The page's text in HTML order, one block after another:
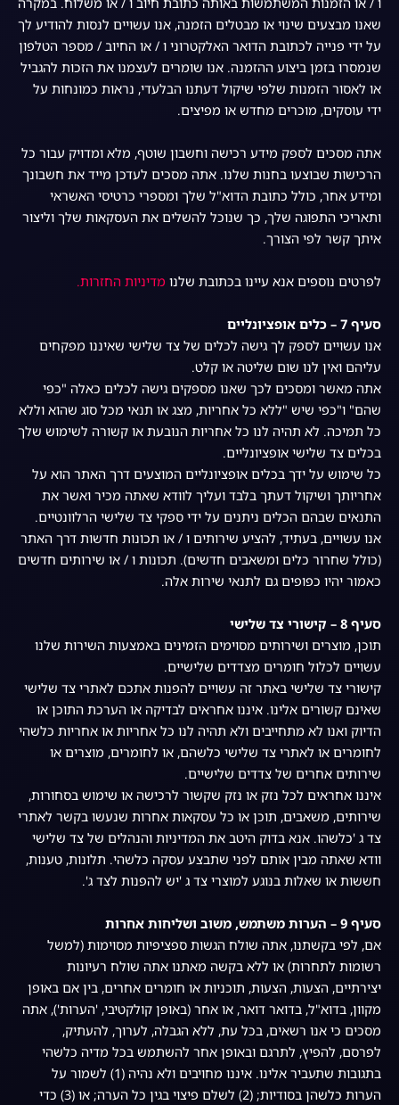
שאנו מבצעים שינוי או מבטלים הזמנה, אנו עשויים לנסות להודיע לך
על ידי פנייה לכתובת הדואר האלקטרוני ו / או החיוב / מספר הטלפון
שנמסרו בזמן ביצוע ההזמנה. אנו שומרים לעצמנו את הזכות להגביל
או לאסור הזמנות שלפי שיקול דעתנו הבלעדי, נראות כמונחות על
ידי עוסקים, מוכרים מחדש או מפיצים.
אתה מסכים לספק מידע רכישה וחשבון שוטף, מלא ומדויק עבור כל
הרכישות שבוצעו בחנות שלנו. אתה מסכים לעדכן מייד את חשבונך
ומידע אחר, כולל כתובת הדוא"ל שלך ומספרי כרטיסי האשראי
ותאריכי התפוגה שלך, כך שנוכל להשלים את העסקאות שלך וליצור
איתך קשר לפי הצורך.
לפרטים נוספים אנא עיינו בכתובת שלנו מדיניות החזרות.
סעיף 7 – כלים אופציונליים
אנו עשויים לספק לך גישה לכלים של צד שלישי שאיננו מפקחים
עליהם ואין לנו שום שליטה או קלט.
אתה מאשר ומסכים לכך שאנו מספקים גישה לכלים כאלה "כפי
שהם" ו"כפי שיש "ללא כל אחריות, מצג או תנאי מכל סוג שהוא וללא
כל תמיכה. לא תהיה לנו כל אחריות הנובעת או קשורה לשימוש שלך
בכלים צד שלישי אופציונליים.
כל שימוש על ידך בכלים אופציונליים המוצעים דרך האתר הוא על
אחריותך ושיקול דעתך בלבד ועליך לוודא שאתה מכיר ואשר את
התנאים שבהם הכלים ניתנים על ידי ספקי צד שלישי הרלוונטיים.
אנו עשויים, בעתיד, להציע שירותים ו / או תכונות חדשות דרך האתר
(כולל שחרור כלים ומשאבים חדשים). תכונות ו / או שירותים חדשים
כאמור יהיו כפופים גם לתנאי שירות אלה.
סעיף 8 – קישורי צד שלישי
תוכן, מוצרים ושירותים מסוימים הזמינים באמצעות השירות שלנו
עשויים לכלול חומרים מצדדים שלישיים.
קישורי צד שלישי באתר זה עשויים להפנות אתכם לאתרי צד שלישי
שאינם קשורים אלינו. איננו אחראים לבדיקה או הערכת התוכן או
הדיוק ואנו לא מתחייבים ולא תהיה לנו כל אחריות או אחריות כלשהי
לחומרים או לאתרי צד שלישי כלשהם, או לחומרים, מוצרים או
שירותים אחרים של צדדים שלישיים.
איננו אחראים לכל נזק או נזק שקשור לרכישה או שימוש בסחורות,
שירותים, משאבים, תוכן או כל עסקאות אחרות שנעשו בקשר לאתרי
צד ג 'כלשהו. אנא בדוק היטב את המדיניות והנהלים של צד שלישי
וודא שאתה מבין אותם לפני שתבצע עסקה כלשהי. תלונות, טענות,
חששות או שאלות בנוגע למוצרי צד ג 'יש להפנות לצד ג'.
סעיף 9 – הערות משתמש, משוב ושליחות אחרות
אם, לפי בקשתנו, אתה שולח הגשות ספציפיות מסוימות (למשל
רשומות לתחרות) או ללא בקשה מאתנו אתה שולח רעיונות
יצירתיים, הצעות, הצעות, תוכניות או חומרים אחרים, בין אם באופן
מקוון, בדוא"ל, בדואר דואר, או אחר (באופן קולקטיבי, 'הערות'), אתה
מסכים כי אנו רשאים, בכל עת, ללא הגבלה, לערוך, להעתיק,
לפרסם, להפיץ, לתרגם ובאופן אחר להשתמש בכל מדיה כלשהי
בתגובות שתעביר אלינו. איננו מחויבים ולא נהיה (1) לשמור על
הערות כלשהן בסודיות; (2) לשלם פיצוי בגין כל הערה; או (3) כדי